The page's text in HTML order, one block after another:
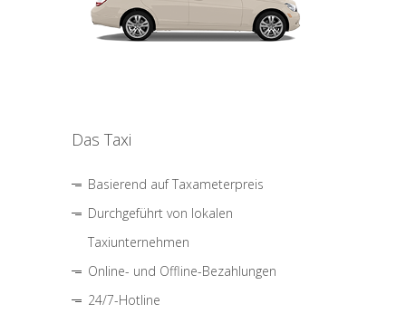
Das Taxi
Basierend auf Taxameterpreis
Durchgeführt von lokalen
Taxiunternehmen
Online- und Offline-Bezahlungen
24/7-Hotline